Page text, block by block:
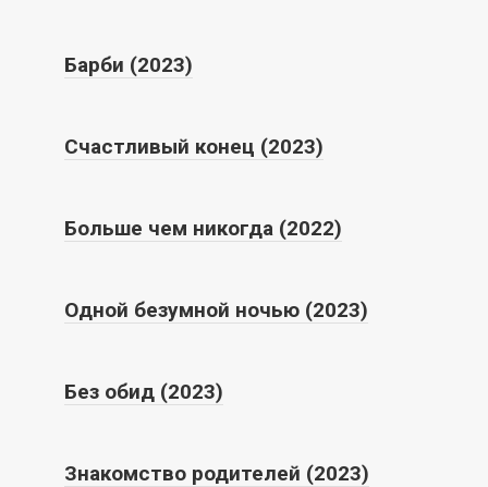
Барби (2023)
Счастливый конец (2023)
Больше чем никогда (2022)
Одной безумной ночью (2023)
Без обид (2023)
Знакомство родителей (2023)